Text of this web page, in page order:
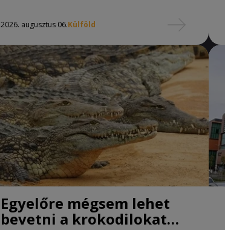
2026. augusztus 06.Külföld
Egyelőre mégsem lehet
bevetni a krokodilokat